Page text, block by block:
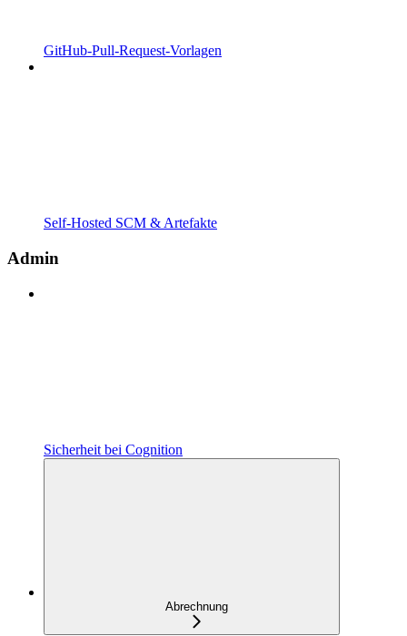
GitHub-Pull-Request-Vorlagen
Self-Hosted SCM & Artefakte
Admin
Sicherheit bei Cognition
Abrechnung